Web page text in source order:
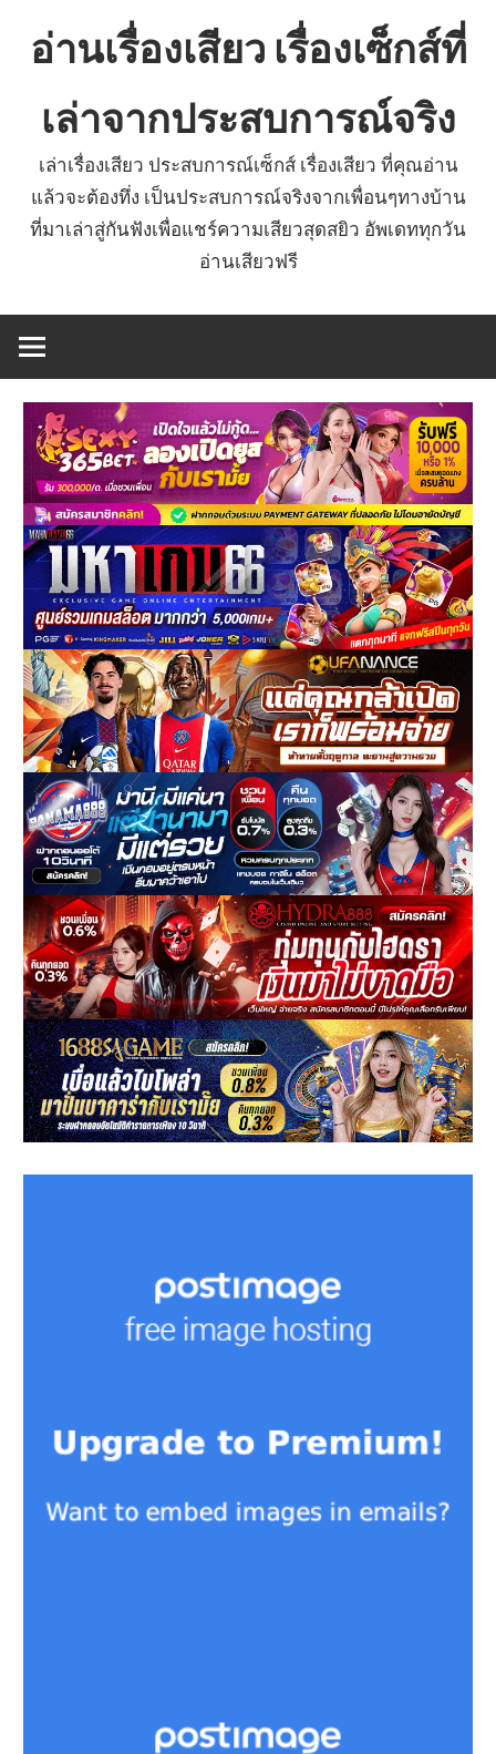
อ่านเรื่องเสียว เรื่องเซ็กส์ที่
เล่าจากประสบการณ์จริง
เล่าเรื่องเสียว ประสบการณ์เซ็กส์ เรื่องเสียว ที่คุณอ่าน
แล้วจะต้องทึ่ง เป็นประสบการณ์จริงจากเพื่อนๆทางบ้าน
ที่มาเล่าสู่กันฟังเพื่อแชร์ความเสียวสุดสยิว อัพเดททุกวัน
อ่านเสียวฟรี